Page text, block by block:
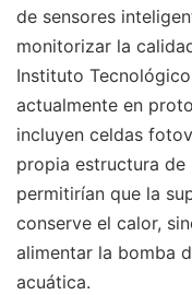
de sensores
monitorizar la
Instituto
actualmente en
incluyen celdas
propia estructura de
permitirían que la
conserve el calor,
alimentar la bomba
acuática.